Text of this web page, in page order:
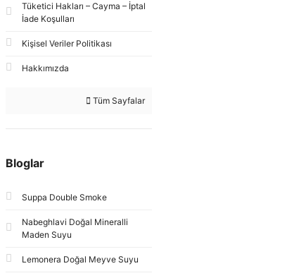
Tüketici Hakları – Cayma – İptal
İade Koşulları
Kişisel Veriler Politikası
Hakkımızda
Tüm Sayfalar
Bloglar
Suppa Double Smoke
Nabeghlavi Doğal Mineralli
Maden Suyu
Lemonera Doğal Meyve Suyu